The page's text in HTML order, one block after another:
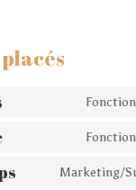
Marketing/